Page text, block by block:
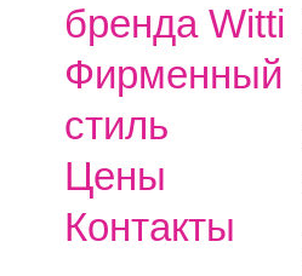
бренда Witti
Фирменный
стиль
Цены
Контакты